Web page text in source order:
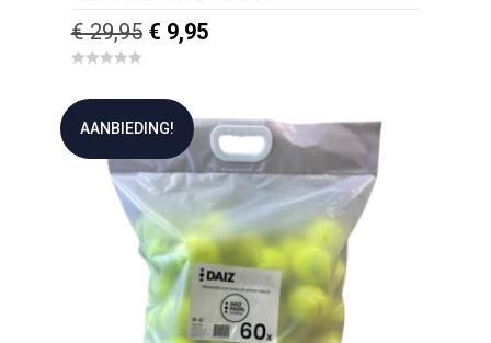
€29,95 Oorspronkelijke
€ 29,95.
€ 9,95Huidige
€ 9,95.
u
5
AANBIEDING!